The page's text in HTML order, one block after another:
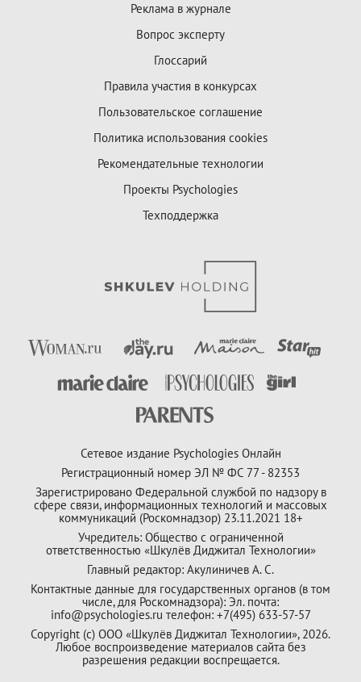
Реклама в журнале
Вопрос эксперту
Глоссарий
Правила участия в конкурсах
Пользовательское соглашение
Политика использования cookies
Рекомендательные технологии
Проекты Psychologies
Техподдержка
Сетевое издание Psychologies Онлайн
Регистрационный номер ЭЛ № ФС 77 - 82353
Зарегистрировано Федеральной службой по надзору в
сфере связи, информационных технологий и массовых
коммуникаций (Роскомнадзор) 23.11.2021 18+
Учредитель: Общество с ограниченной
ответственностью «Шкулёв Диджитал Технологии»
Главный редактор: Акулиничев А. С.
Контактные данные для государственных органов (в том
числе, для Роскомнадзора): Эл. почта:
info@psychologies.ru телефон: +7(495) 633-57-57
Copyright (с) ООО «Шкулёв Диджитал Технологии», 2026.
Любое воспроизведение материалов сайта без
разрешения редакции воспрещается.